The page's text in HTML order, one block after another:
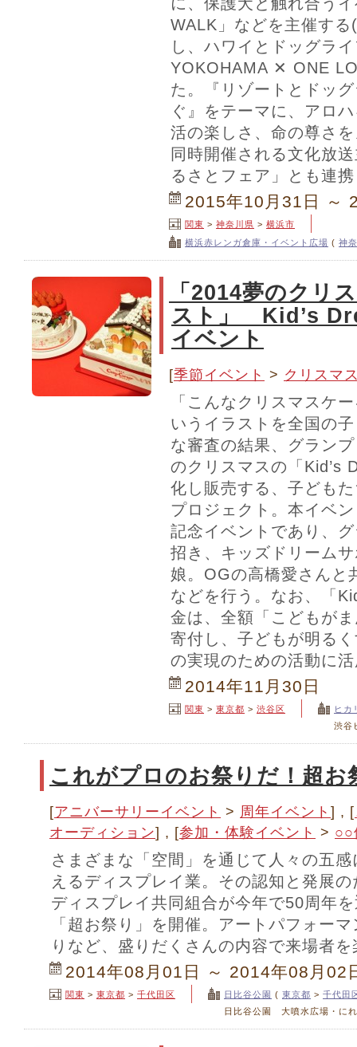
WALK」などを主催す
し、ハワイとドッグラ
YOKOHAMA ✕ ONE
た。『リゾートとドッ
ぐ』をテーマに、アロ
活の楽しさ、命の尊さ
同時開催される文化放
るさとフェア」とも連
2015年10月31日 ～
関東 > 神奈川県 > 横浜市
横浜赤レンガ倉庫・イベント広場 ( 神
「2014夢のクリ
スト」 Kid’s
イベント
[季節イベント > クリスマ
「こんなクリスマスケ
いうイラストを全国の
な審査の結果、グラン
のクリスマスの「Kid’s
化し販売する、子ども
プロジェクト。本イベ
記念イベントであり、
招き、キッズドリーム
娘。OGの高橋愛さんと
などを行う。なお、「
金は、全額「こどもが
寄付し、子どもが明る
の実現のための活動に
2014年11月30日
関東 > 東京都 > 渋谷区
ヒカ
渋谷
これがプロのお祭りだ！超お
[アニバーサリーイベント > 周年イベント ] , [
オーディション] , [参加・体験イベント > ○○
さまざまな「空間」を通じて人々の五
えるディスプレイ業。その認知と発展
ディスプレイ共同組合が今年で50周年
「超お祭り」を開催。アートパフォー
りなど、盛りだくさんの内容で来場者
2014年08月01日 ～ 2014年08月02
関東 > 東京都 > 千代田区 日比谷公園 ( 東京都 > 千代田
日比谷公園 大噴水広場・に